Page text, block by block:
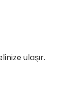
ulaşır.